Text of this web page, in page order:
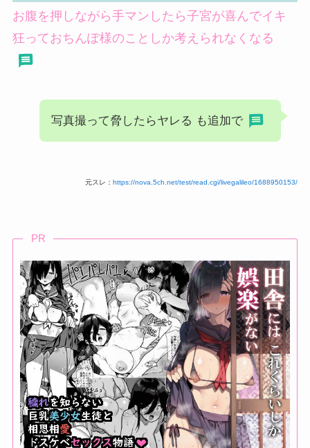
お腹を押しながら手マンしたら子宮が喜んでイキ
狂っておちんぽ様のことしか考えられなくなる
写真撮って脅したらヤレる も追加で
元スレ：https://nova.5ch.net/test/read.cgi/livegalileo/1688950153/
PR